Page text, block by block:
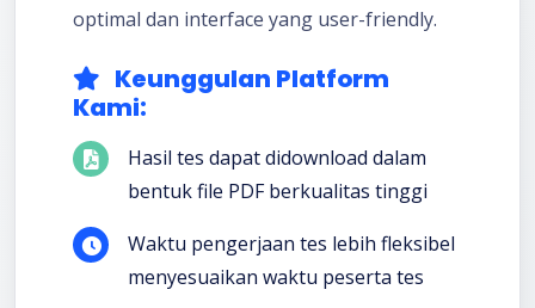
optimal dan interface yang user-friendly.
Keunggulan Platform
Kami:
Hasil tes dapat didownload dalam
bentuk file PDF berkualitas tinggi
Waktu pengerjaan tes lebih fleksibel
menyesuaikan waktu peserta tes